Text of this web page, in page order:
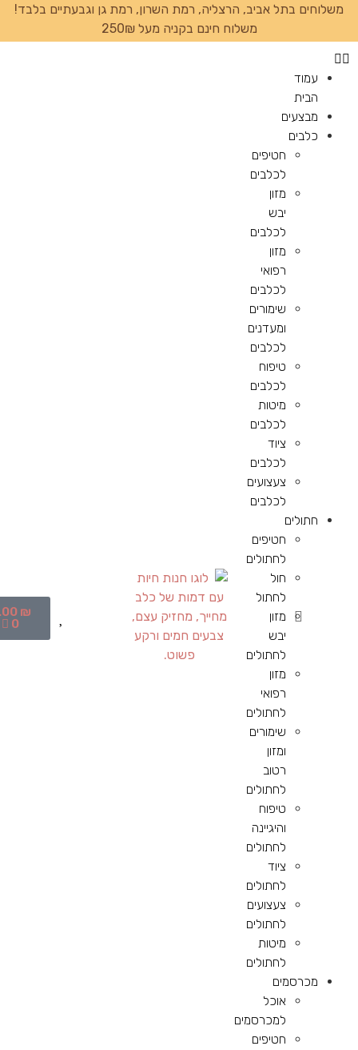
משלוחים בתל אביב, הרצליה, רמת השרון, רמת גן וגבעתיים בלבד!
משלוח חינם בקניה מעל 250₪
עמוד
הבית
מבצעים
כלבים
חטיפים
לכלבים
מזון
יבש
לכלבים
מזון
רפואי
לכלבים
שימורים
ומעדנים
לכלבים
טיפוח
לכלבים
מיטות
לכלבים
ציוד
לכלבים
צעצועים
לכלבים
חתולים
חטיפים
לחתולים
חול
לחתול
מזון
יבש
לחתולים
מזון
רפואי
לחתולים
שימורים
ומזון
רטוב
לחתולים
טיפוח
והיגיינה
לחתולים
ציוד
לחתולים
צעצועים
לחתולים
מיטות
לחתולים
מכרסמים
אוכל
למכרסמים
חטיפים
₪
0